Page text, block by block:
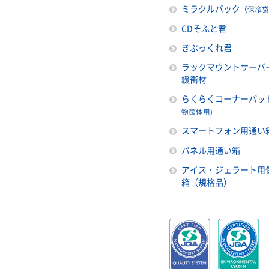
ミラクルパック （保冷袋
CDそふと君
きぶっくれ君
ラックマウントサーバ
緩衝材
らくらくコーナーパッ
物筺体用)
スマートフォン用通い
パネル用通い箱
アイス・ジェラート用
箱（規格品）